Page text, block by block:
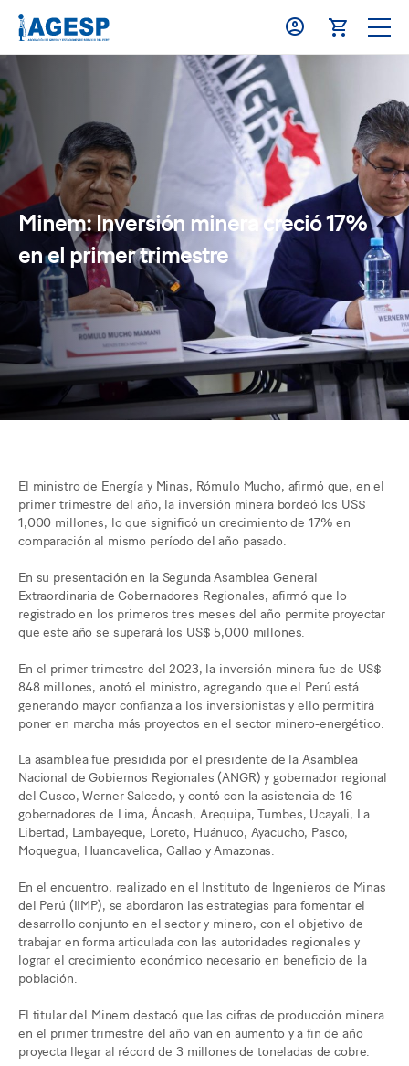
Minem: Inversión minera creció 17%
en el primer trimestre
El ministro de Energía y Minas, Rómulo Mucho, afirmó que, en el
primer trimestre del año, la inversión minera bordeó los US$
1,000 millones, lo que significó un crecimiento de 17% en
comparación al mismo período del año pasado.
En su presentación en la Segunda Asamblea General
Extraordinaria de Gobernadores Regionales, afirmó que lo
registrado en los primeros tres meses del año permite proyectar
que este año se superará los US$ 5,000 millones.
En el primer trimestre del 2023, la inversión minera fue de US$
848 millones, anotó el ministro, agregando que el Perú está
generando mayor confianza a los inversionistas y ello permitirá
poner en marcha más proyectos en el sector minero-energético.
La asamblea fue presidida por el presidente de la Asamblea
Nacional de Gobiernos Regionales (ANGR) y gobernador regional
del Cusco, Werner Salcedo, y contó con la asistencia de 16
gobernadores de Lima, Áncash, Arequipa, Tumbes, Ucayali, La
Libertad, Lambayeque, Loreto, Huánuco, Ayacucho, Pasco,
Moquegua, Huancavelica, Callao y Amazonas.
En el encuentro, realizado en el Instituto de Ingenieros de Minas
del Perú (IIMP), se abordaron las estrategias para fomentar el
desarrollo conjunto en el sector y minero, con el objetivo de
trabajar en forma articulada con las autoridades regionales y
lograr el crecimiento económico necesario en beneficio de la
población.
El titular del Minem destacó que las cifras de producción minera
en el primer trimestre del año van en aumento y a fin de año
proyecta llegar al récord de 3 millones de toneladas de cobre.